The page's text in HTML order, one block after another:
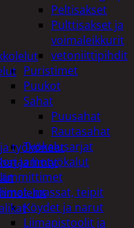
Peltisakset
Pulttisakset ja
voimaleikkurit
vetoniittipihdit
Puristimet
Puukot
Sahat
Puusahat
Rautasahat
Työkalusarjat
massat, teipit
Köydet ja narut
Liimapistoolit ja
työkoneet
ja limat